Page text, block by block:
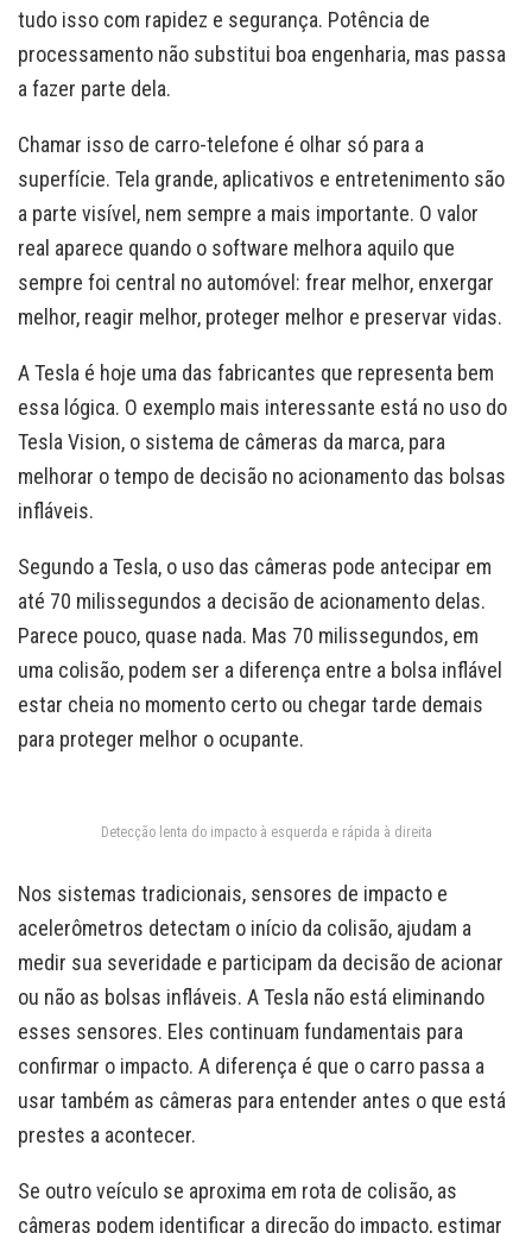
tudo isso com rapidez e segurança. Potência de
processamento não substitui boa engenharia, mas passa
a fazer parte dela.
Chamar isso de carro-telefone é olhar só para a
superfície. Tela grande, aplicativos e entretenimento são
a parte visível, nem sempre a mais importante. O valor
real aparece quando o software melhora aquilo que
sempre foi central no automóvel: frear melhor, enxergar
melhor, reagir melhor, proteger melhor e preservar vidas.
A Tesla é hoje uma das fabricantes que representa bem
essa lógica. O exemplo mais interessante está no uso do
Tesla Vision, o sistema de câmeras da marca, para
melhorar o tempo de decisão no acionamento das bolsas
infláveis.
Segundo a Tesla, o uso das câmeras pode antecipar em
até 70 milissegundos a decisão de acionamento delas.
Parece pouco, quase nada. Mas 70 milissegundos, em
uma colisão, podem ser a diferença entre a bolsa inflável
estar cheia no momento certo ou chegar tarde demais
para proteger melhor o ocupante.
Detecção lenta do impacto à esquerda e rápida à direita
Nos sistemas tradicionais, sensores de impacto e
acelerômetros detectam o início da colisão, ajudam a
medir sua severidade e participam da decisão de acionar
ou não as bolsas infláveis. A Tesla não está eliminando
esses sensores. Eles continuam fundamentais para
confirmar o impacto. A diferença é que o carro passa a
usar também as câmeras para entender antes o que está
prestes a acontecer.
Se outro veículo se aproxima em rota de colisão, as
câmeras podem identificar a direção do impacto, estimar